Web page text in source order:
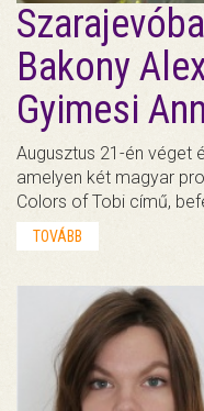
Bakony
Gyimesi
Augusztus 21-én véget
amelyen két magyar
Colors of Tobi című,
TOVÁBB